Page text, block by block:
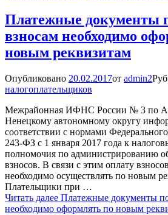
Платежные документы
взносам необходимо
новым реквизитам
Опубликовано 20.02.2017от admin2
налогоплательщиков
Межрайонная ИФНС России № 3 по
Ненецкому автономному округу
соответствии с нормами
243-ФЗ с 1 января 2017 года к
полномочия по администрированию
взносов. В связи с этим оплату
необходимо осуществлять по новым
Плательщики при …
Читать далее Платежные документы
необходимо оформлять по новым